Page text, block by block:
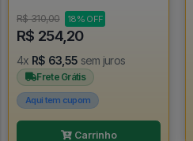
R$ 310,00
18% OFF
R$ 254,20
4x R$ 63,55 sem juros
Frete Grátis
Aqui tem cupom
Carrinho